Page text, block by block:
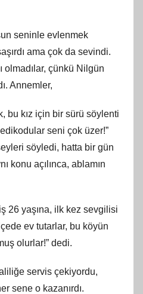
seninle evlenmek
ama çok da sevindi.
olmadılar, çünkü Nilgün
Annemler,
bu kız için bir sürü söylenti
seni çok üzer!”
söyledi, hatta bir gün
konu açılınca, ablamın
26 yaşına, ilk kez sevgilisi
ev tutarlar, bu köyün
olurlar!” dedi.
servis çekiyordu,
sene o kazanırdı.